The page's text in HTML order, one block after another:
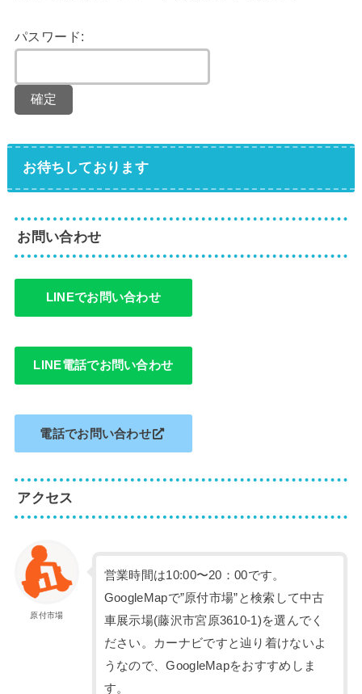
パスワード:
お待ちしております
お問い合わせ
LINEでお問い合わせ
LINE電話でお問い合わせ
電話でお問い合わせ
アクセス
原付市場
営業時間は10:00〜20：00です。
GoogleMapで”原付市場”と検索して中古
車展示場(藤沢市宮原3610-1)を選んでく
ださい。カーナビですと辿り着けないよ
うなので、GoogleMapをおすすめしま
す。